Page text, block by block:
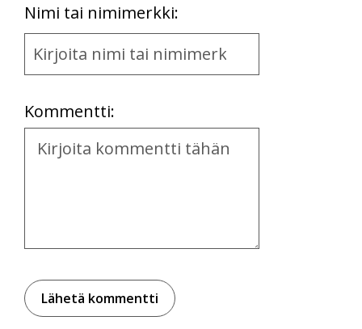
Nimi tai nimimerkki:
Name
and
Kommentti:
Kommentti